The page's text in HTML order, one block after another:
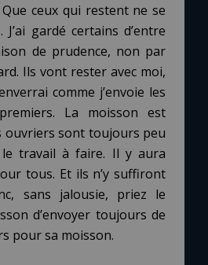
ceux qui restent ne se
gardé certains d’entre
de prudence, non par
Ils vont rester avec moi,
comme j’envoie les
La moisson est
ouvriers sont toujours peu
travail à faire. Il y aura
tous. Et ils n’y suffiront
sans jalousie, priez le
d’envoyer toujours de
pour sa moisson.